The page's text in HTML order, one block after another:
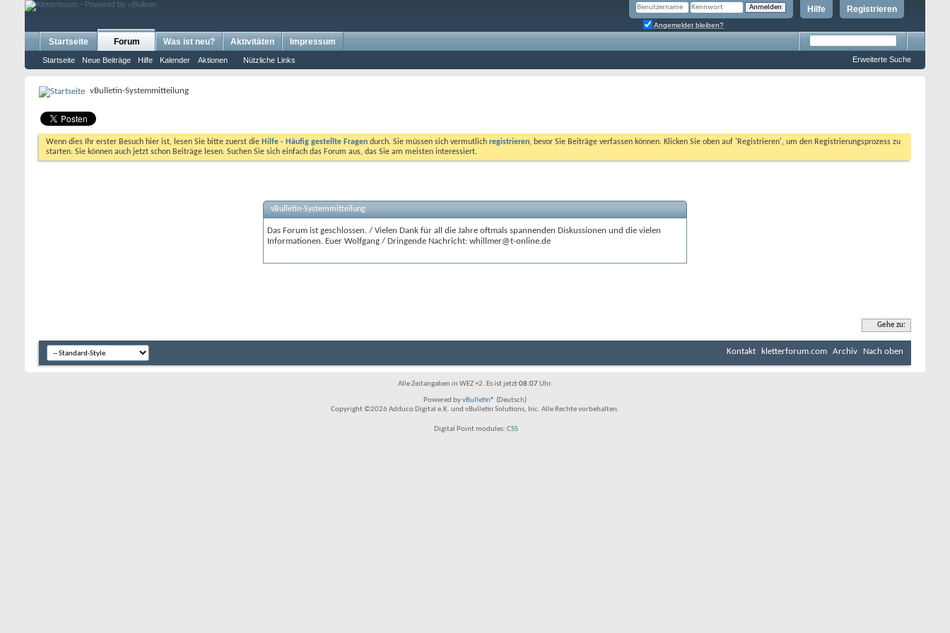
Registrieren
Hilfe
Angemeldet bleiben?
Startseite Forum
Startseite Neue Beiträge Hilfe Kalender Aktionen Nützliche Links
Was ist neu? Aktivitäten Impressum
Erweiterte Suche
vBulletin-Systemmitteilung
Wenn dies Ihr erster Besuch hier ist, lesen Sie bitte zuerst die Hilfe - Häufig gestellte Fragen durch. Sie müssen sich vermutlich registrieren, bevor Sie Beiträge verfassen können. Klicken Sie oben auf 'Registrieren', um den Registrierungsprozess zu
starten. Sie können auch jetzt schon Beiträge lesen. Suchen Sie sich einfach das Forum aus, das Sie am meisten interessiert.
vBulletin-Systemmitteilung
Das Forum ist geschlossen. / Vielen Dank für all die Jahre oftmals spannenden Diskussionen und die vielen
Informationen. Euer Wolfgang / Dringende Nachricht: whillmer@t-online.de
Gehe zu:
Kontakt kletterforum.com Archiv Nach oben
Alle Zeitangaben in WEZ +2. Es ist jetzt08:07Uhr.
Powered byvBulletin® (Deutsch)
Copyright ©2026 Adduco Digital e.K. und vBulletin Solutions, Inc. Alle Rechte vorbehalten.
Digital Point modules: CSS